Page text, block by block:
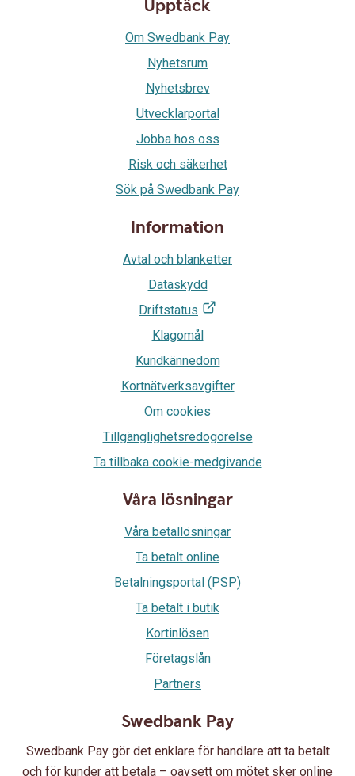
Swedbank Pay
Swedbank Pay gör det enklare för handlare att ta betalt
och för kunder att betala – oavsett om mötet sker online
Upptäck
Om Swedbank Pay
Nyhetsrum
Nyhetsbrev
Utvecklarportal
Jobba hos oss
Risk och säkerhet
Sök på Swedbank Pay
Information
Avtal och blanketter
Dataskydd
Driftstatus
Klagomål
Kundkännedom
Kortnätverksavgifter
Om cookies
Tillgänglighetsredogörelse
Ta tillbaka cookie-medgivande
Våra lösningar
Våra betallösningar
Ta betalt online
Betalningsportal (PSP)
Ta betalt i butik
Kortinlösen
Företagslån
Partners